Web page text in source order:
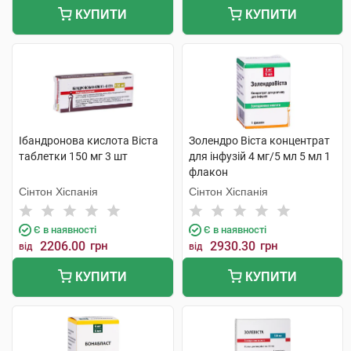
КУПИТИ КУПИТИ
Ібандронова кислота Віста
таблетки 150 мг 3 шт
Сінтон Хіспанія
Є в наявності
від 2206.00 грн
КУПИТИ
Золендро Віста концентрат
для інфузій 4 мг/5 мл 5 мл 1
флакон
Сінтон Хіспанія
Є в наявності
від 2930.30 грн
КУПИТИ